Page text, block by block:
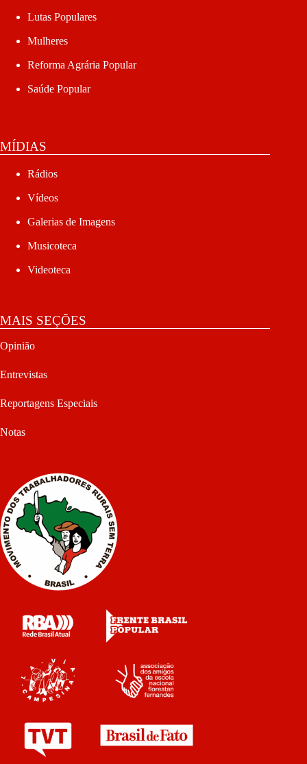
Lutas Populares
Mulheres
Reforma Agrária Popular
Saúde Popular
MÍDIAS
Rádios
Vídeos
Galerias de Imagens
Musicoteca
Videoteca
MAIS SEÇÕES
Opinião
Entrevistas
Reportagens Especiais
Notas